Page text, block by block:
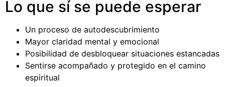
Lo que sí se puede esperar
Un proceso de autodescubrimiento
Mayor claridad mental y emocional
Posibilidad de desbloquear situaciones estancadas
Sentirse acompañado y protegido en el camino
espiritual